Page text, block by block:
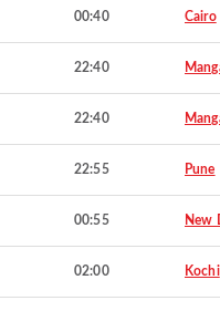
00:40 Cairo
22:40
22:40
22:55 Pune
00:55 New
02:00 Kochi